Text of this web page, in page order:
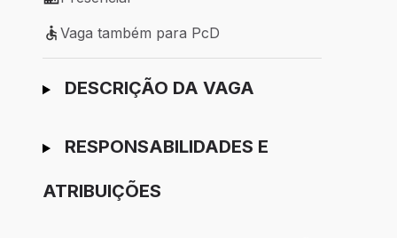
Modelo de trabalho: Presencial
Vaga também para PcD
Vaga também para PcD
Ir para candidatura
DESCRIÇÃO DA VAGA
RESPONSABILIDADES E
ATRIBUIÇÕES